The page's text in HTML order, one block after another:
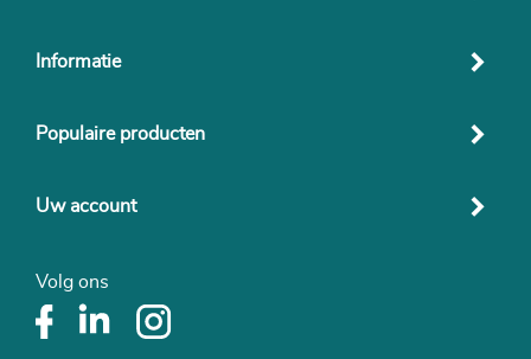
Informatie
Populaire producten
Uw account
Volg ons